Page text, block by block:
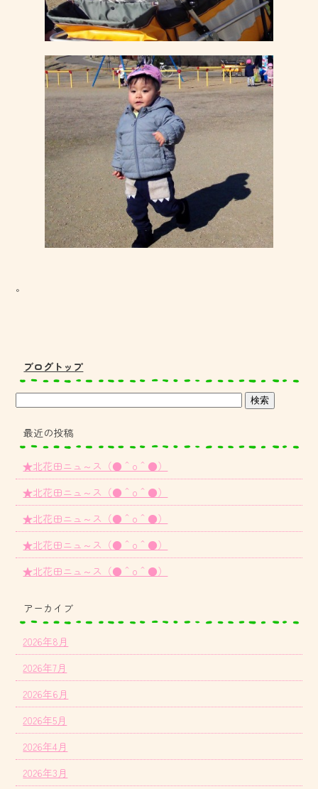
。
ブログトップ
最近の投稿
★北花田ニュ～ス（●＾o＾●）
★北花田ニュ～ス（●＾o＾●）
★北花田ニュ～ス（●＾o＾●）
★北花田ニュ～ス（●＾o＾●）
★北花田ニュ～ス（●＾o＾●）
アーカイブ
2026年8月
2026年7月
2026年6月
2026年5月
2026年4月
2026年3月